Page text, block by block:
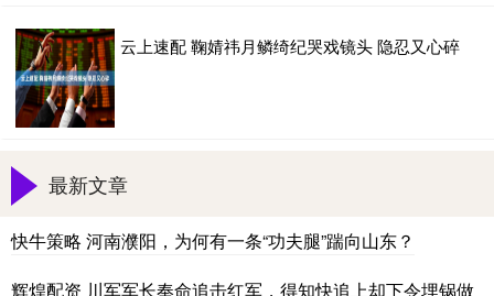
云上速配 鞠婧祎月鳞绮纪哭戏镜头 隐忍又心碎
最新文章
快牛策略 河南濮阳，为何有一条“功夫腿”踹向山东？
辉煌配资 川军军长奉命追击红军，得知快追上却下令埋锅做